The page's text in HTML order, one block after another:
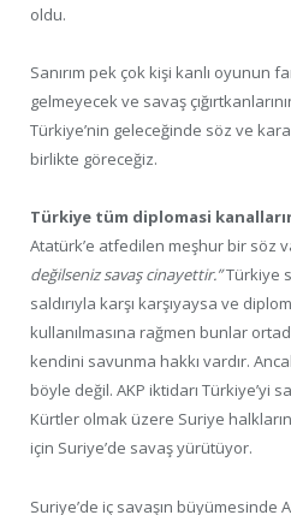
oldu.
Sanırım pek çok kişi kanlı oyunun
gelmeyecek ve savaş
Türkiye’nin geleceğinde söz ve
birlikte göreceğiz.
Türkiye tüm diplomasi
Atatürk’e atfedilen meşhur bir söz
değilseniz savaş cinayettir.”Türkiye
saldırıyla karşı karşıyaysa ve
kullanılmasına rağmen bunlar
kendini savunma hakkı vardır.
böyle değil. AKP iktidarı Türkiye’yi
Kürtler olmak üzere Suriye
için Suriye’de savaş yürütüyor.
Suriye’de iç savaşın büyümesinde